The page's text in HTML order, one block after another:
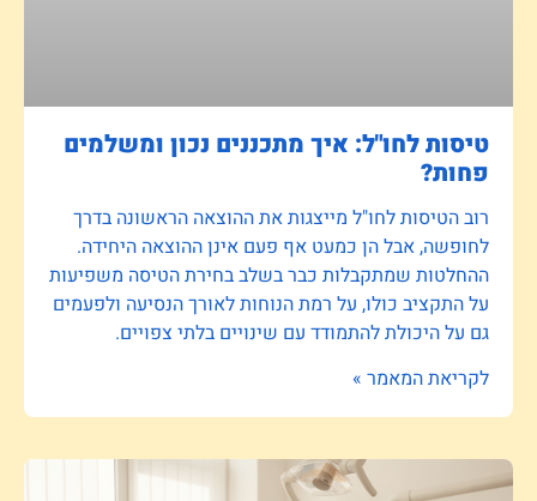
טיסות לחו"ל: איך מתכננים נכון ומשלמים
פחות?
רוב הטיסות לחו"ל מייצגות את ההוצאה הראשונה בדרך
לחופשה, אבל הן כמעט אף פעם אינן ההוצאה היחידה.
ההחלטות שמתקבלות כבר בשלב בחירת הטיסה משפיעות
על התקציב כולו, על רמת הנוחות לאורך הנסיעה ולפעמים
גם על היכולת להתמודד עם שינויים בלתי צפויים.
לקריאת המאמר »